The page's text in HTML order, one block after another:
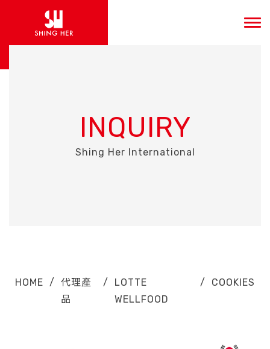
INQUIRY
Shing Her International
HOME /
代理產
品
/
LOTTE
WELLFOOD
/ COOKIES